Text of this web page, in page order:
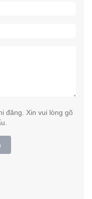
đăng. Xin vui lòng gõ